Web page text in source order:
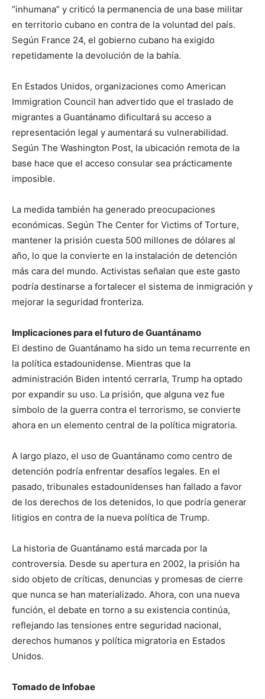
“inhumana” y criticó la permanencia de una base militar
en territorio cubano en contra de la voluntad del país.
Según France 24, el gobierno cubano ha exigido
repetidamente la devolución de la bahía.
En Estados Unidos, organizaciones como American
Immigration Council han advertido que el traslado de
migrantes a Guantánamo dificultará su acceso a
representación legal y aumentará su vulnerabilidad.
Según The Washington Post, la ubicación remota de la
base hace que el acceso consular sea prácticamente
imposible.
La medida también ha generado preocupaciones
económicas. Según The Center for Victims of Torture,
mantener la prisión cuesta 500 millones de dólares al
año, lo que la convierte en la instalación de detención
más cara del mundo. Activistas señalan que este gasto
podría destinarse a fortalecer el sistema de inmigración y
mejorar la seguridad fronteriza.
Implicaciones para el futuro de Guantánamo
El destino de Guantánamo ha sido un tema recurrente en
la política estadounidense. Mientras que la
administración Biden intentó cerrarla, Trump ha optado
por expandir su uso. La prisión, que alguna vez fue
símbolo de la guerra contra el terrorismo, se convierte
ahora en un elemento central de la política migratoria.
A largo plazo, el uso de Guantánamo como centro de
detención podría enfrentar desafíos legales. En el
pasado, tribunales estadounidenses han fallado a favor
de los derechos de los detenidos, lo que podría generar
litigios en contra de la nueva política de Trump.
La historia de Guantánamo está marcada por la
controversia. Desde su apertura en 2002, la prisión ha
sido objeto de críticas, denuncias y promesas de cierre
que nunca se han materializado. Ahora, con una nueva
función, el debate en torno a su existencia continúa,
reflejando las tensiones entre seguridad nacional,
derechos humanos y política migratoria en Estados
Unidos.
Tomado de Infobae